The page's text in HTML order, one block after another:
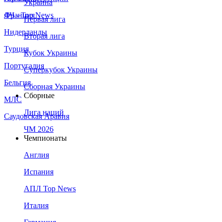
Франция
Нидерланды
Турция
Португалия
Бельгия
МЛС
Саудовская Аравия
ЛЧ - Top News
Украина
Первая лига
Вторая лига
Кубок Украины
Суперкубок Украины
Сборная Украины
Сборные
Лига наций
ЧМ 2026
Чемпионаты
Англия
Испания
АПЛ Top News
Италия